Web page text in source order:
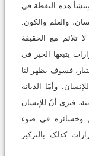
هذه النقطة فی
والعلم والکون.
تلائم مع الحقیقة
یتبعها الخیر فی
فسوف یظهر لنا
وأمّا الدیانة
فترى أنّ للإنسان
وخسائره فی ضوء
کذلک بالترکیز